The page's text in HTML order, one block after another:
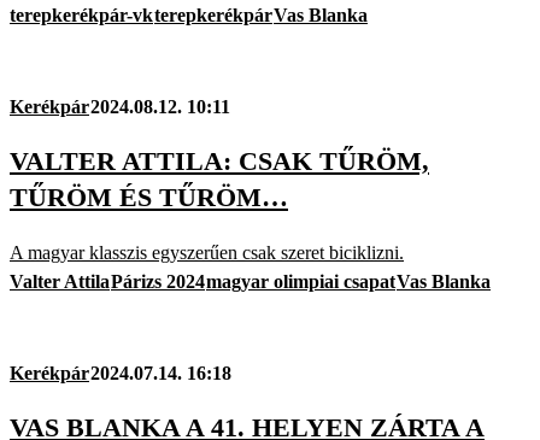
terepkerékpár-vkterepkerékpárVas Blanka
Kerékpár2024.08.12. 10:11
VALTER ATTILA: CSAK TŰRÖM,
TŰRÖM ÉS TŰRÖM…
A magyar klasszis egyszerűen csak szeret biciklizni.
Valter AttilaPárizs 2024magyar olimpiai csapatVas Blanka
Kerékpár2024.07.14. 16:18
VAS BLANKA A 41. HELYEN ZÁRTA A